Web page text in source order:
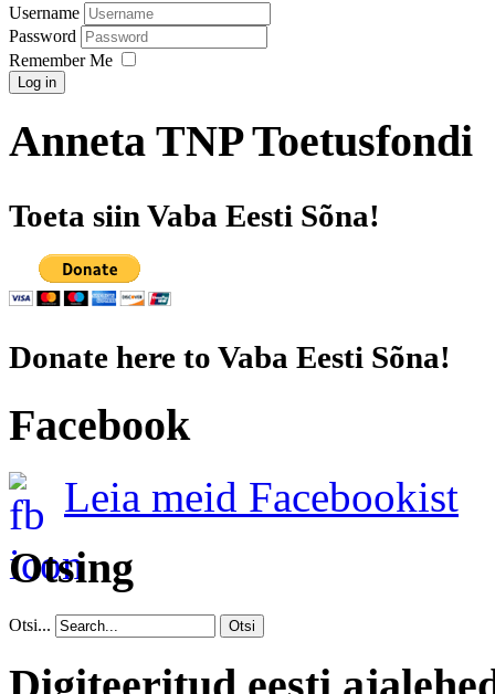
Username
Password
Remember Me
Log in
Anneta TNP Toetusfondi
Toeta siin Vaba Eesti Sõna!
Donate here to Vaba Eesti Sõna!
Facebook
Leia meid Facebookist
Otsing
Otsi... Otsi